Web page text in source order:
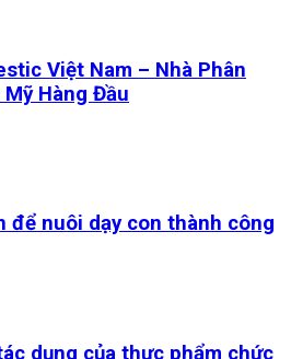
Việt Nam – Nhà Phân
Hàng Đầu
để nuôi dạy con thành công
dụng của thực phẩm chức